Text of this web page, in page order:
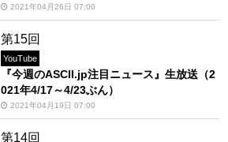
2021年04月26日 07:00
第15回
YouTube
『今週のASCII.jp注目ニュース』生放送（2
021年4/17～4/23ぶん）
2021年04月19日 07:00
第14回